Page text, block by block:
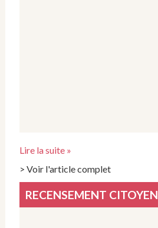
Lire la suite »
> Voir l'article complet
RECENSEMENT CITOYEN